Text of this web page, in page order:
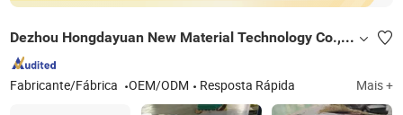
Dezhou Hongdayuan New Material Technology Co., Ltd.
Fabricante/Fábrica OEM/ODM Resposta Rápida Mais +